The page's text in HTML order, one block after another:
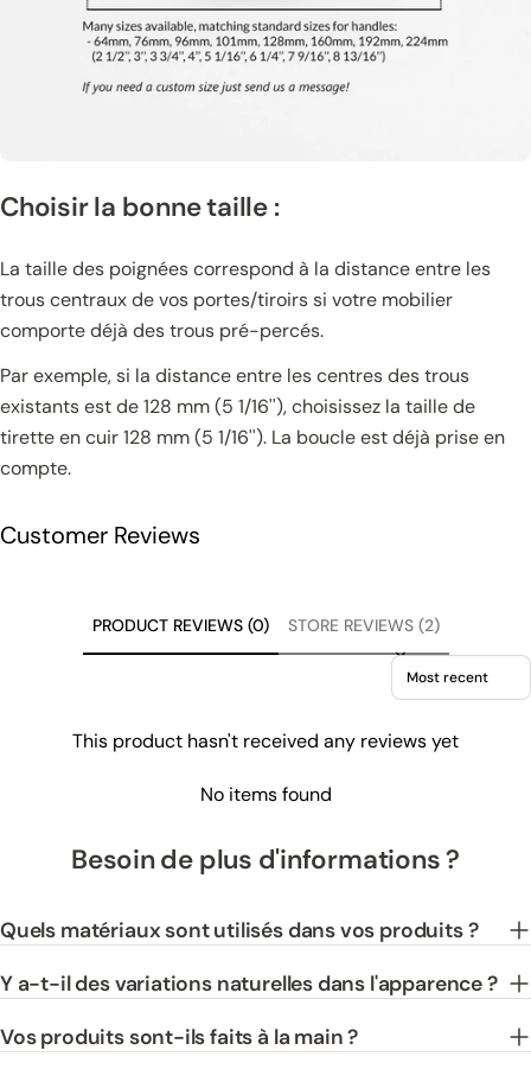
Choisir la bonne taille :
La taille des poignées correspond à la distance entre les
trous centraux de vos portes/tiroirs si votre mobilier
comporte déjà des trous pré-percés.
Par exemple, si la distance entre les centres des trous
existants est de 128 mm (5 1/16''), choisissez la taille de
tirette en cuir 128 mm (5 1/16''). La boucle est déjà prise en
compte.
Customer Reviews
PRODUCT REVIEWS (0) STORE REVIEWS (2)
Sort reviews by
This product hasn't received any reviews yet
No items found
Besoin de plus d'informations ?
Quels matériaux sont utilisés dans vos produits ?
Y a-t-il des variations naturelles dans l'apparence ?
Vos produits sont-ils faits à la main ?